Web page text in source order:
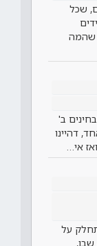
שכל
שהמה
ב'
דהיינו
אי…
על